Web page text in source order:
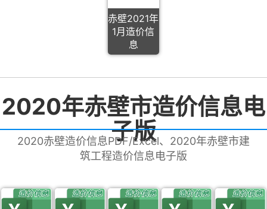
赤壁2021年
1月造价信
息
2020年赤壁市造价信息电
子版
2020赤壁造价信息PDF/Excel、2020年赤壁市建
筑工程造价信息电子版